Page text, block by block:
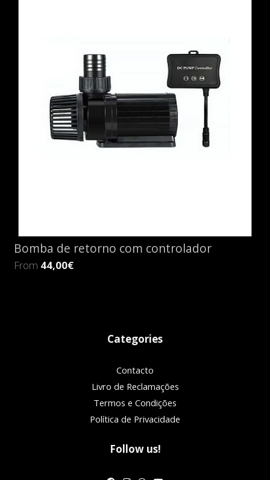
Bomba de retorno com controlador
From 44,00€
Categories
Contacto
Livro de Reclamações
Termos e Condições
Política de Privacidade
Follow us!